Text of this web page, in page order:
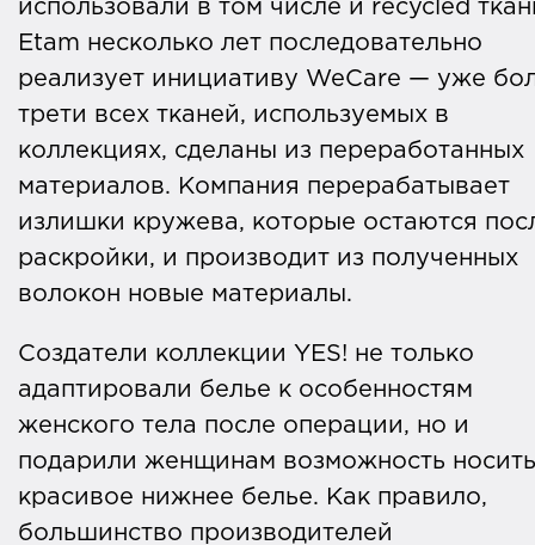
использовали в том числе и recycled
Etam несколько лет последовательно
реализует инициативу WeCare — уже
трети всех тканей, используемых в
коллекциях, сделаны из переработанных
материалов. Компания перерабатывает
излишки кружева, которые остаются
раскройки, и производит из полученных
волокон новые материалы.
Создатели коллекции YES! не только
адаптировали белье к особенностям
женского тела после операции, но и
подарили женщинам возможность носить
красивое нижнее белье. Как правило,
большинство производителей